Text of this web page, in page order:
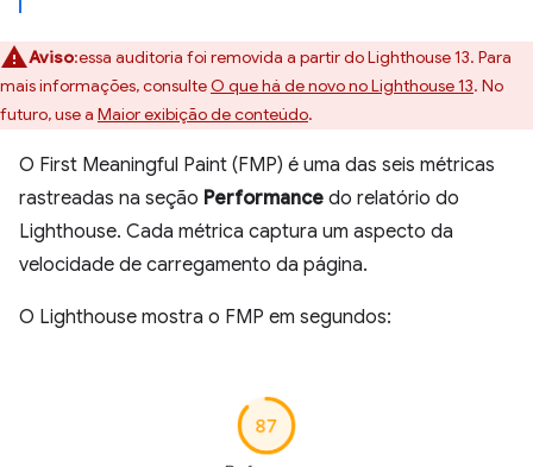
Aviso:essa auditoria foi removida a partir do Lighthouse 13. Para
mais informações, consulteO que há de novo no Lighthouse 13. No
futuro, use a Maior exibição de conteúdo.
O First Meaningful Paint (FMP) é uma das seis métricas
rastreadas na seção Performance do relatório do
Lighthouse. Cada métrica captura um aspecto da
velocidade de carregamento da página.
O Lighthouse mostra o FMP em segundos: